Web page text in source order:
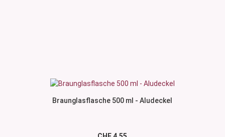
Braunglasflasche 500 ml - Aludeckel